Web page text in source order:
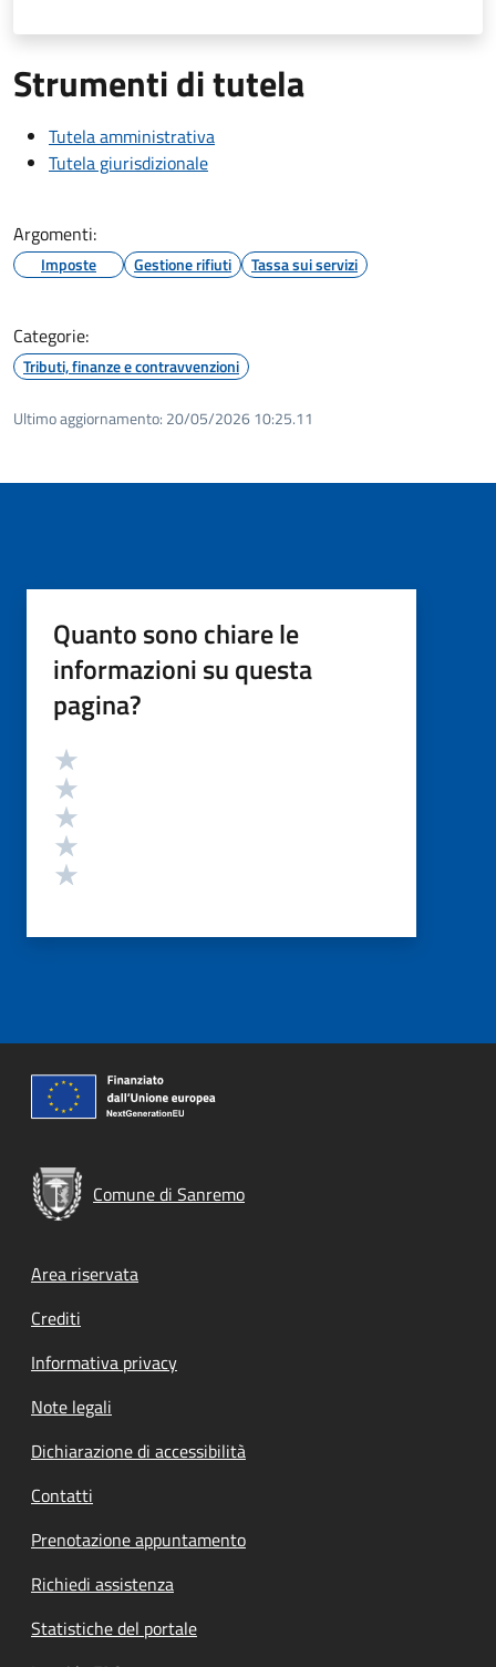
Strumenti di tutela
Tutela amministrativa
Tutela giurisdizionale
Argomenti:
Imposte Gestione rifiuti Tassa sui servizi
Categorie:
Tributi, finanze e contravvenzioni
Ultimo aggiornamento: 20/05/2026 10:25.11
Quanto sono chiare le
informazioni su questa
pagina?
Valutazione
Comune di Sanremo
Footer menu
Area riservata
Crediti
Informativa privacy
Note legali
Dichiarazione di accessibilità
Contatti
Prenotazione appuntamento
Richiedi assistenza
Statistiche del portale